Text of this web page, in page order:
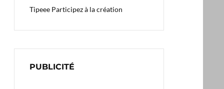
Tipeee Participez à la création
PUBLICITÉ